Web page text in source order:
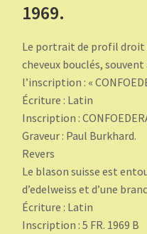
1969.
Le portrait de profil droit
cheveux bouclés,
l’inscription : «
Écriture : Latin
Inscription :
Graveur : Paul Burkhard.
Revers
Le blason suisse est
d’edelweiss et d’une
Écriture : Latin
Inscription : 5 FR. 1969 B